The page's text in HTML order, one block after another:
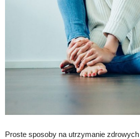
Proste sposoby na utrzymanie zdrowych